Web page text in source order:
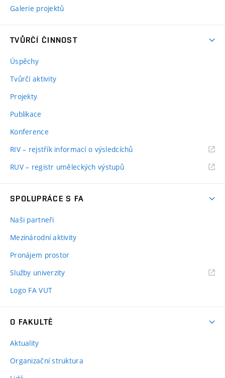
Galerie projektů
TVŮRČÍ ČINNOST
Úspěchy
Tvůrčí aktivity
Projekty
Publikace
Konference
RIV – rejstřík informací o výsledcíchů
RUV – registr uměleckých výstupů
SPOLUPRÁCE S FA
Naši partneři
Mezinárodní aktivity
Pronájem prostor
Služby univerzity
Logo FA VUT
O FAKULTĚ
Aktuality
Organizační struktura